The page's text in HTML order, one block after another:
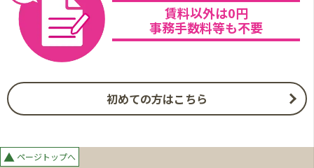
賃料以外は0円
事務手数料等も不要
初めての方はこちら
▲ ページトップへ